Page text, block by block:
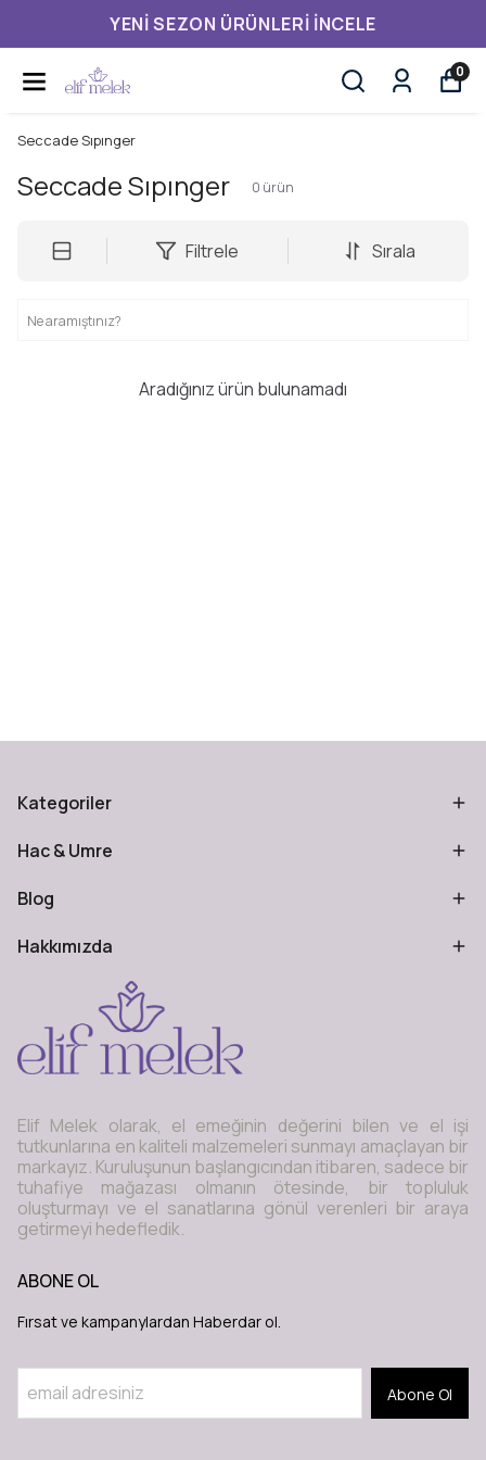
YENI SEZON ÜRÜNLERI İNCELE
0
Seccade Sıpınger
Seccade Sıpınger 0 ürün
Filtrele Sırala
Aradığınız ürün bulunamadı
Kategoriler
Hac & Umre
Blog
Hakkımızda
Elif Melek olarak, el emeğinin değerini bilen ve el işi
tutkunlarına en kaliteli malzemeleri sunmayı amaçlayan bir
markayız. Kuruluşunun başlangıcından itibaren, sadece bir
tuhafiye mağazası olmanın ötesinde, bir topluluk
oluşturmayı ve el sanatlarına gönül verenleri bir araya
getirmeyi hedefledik.
ABONE OL
Fırsat ve kampanylardan Haberdar ol.
Abone Ol